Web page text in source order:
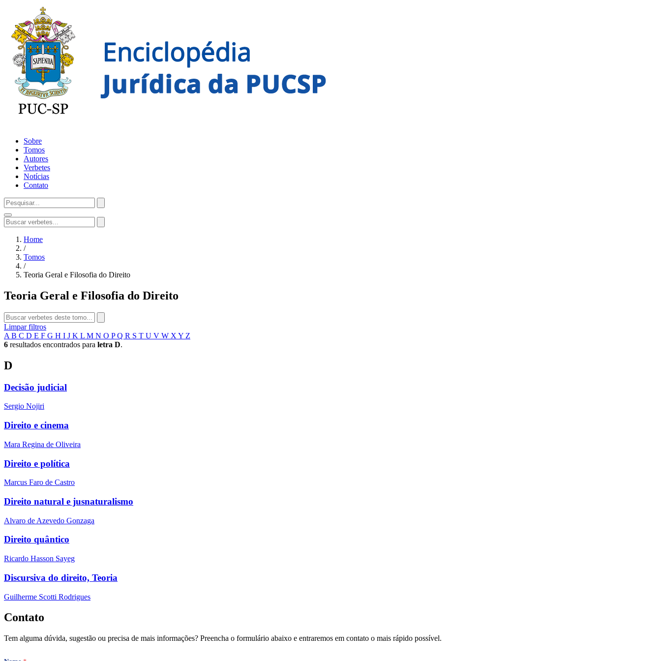
Sobre
Tomos
Autores
Verbetes
Notícias
Contato
Home
/
Tomos
/
Teoria Geral e Filosofia do Direito
Teoria Geral e Filosofia do Direito
Limpar filtros
A B C D E F G H I J K L M N O PQ R S T U V W X Y Z
6 resultados encontrados para letra D.
D
Decisão judicial
Sergio Nojiri
Direito e cinema
Mara Regina de Oliveira
Direito e política
Marcus Faro de Castro
Direito natural e jusnaturalismo
Alvaro de Azevedo Gonzaga
Direito quântico
Ricardo Hasson Sayeg
Discursiva do direito, Teoria
Guilherme Scotti Rodrigues
Contato
Tem alguma dúvida, sugestão ou precisa de mais informações? Preencha o formulário abaixo e entraremos em contato o mais rápido possível.